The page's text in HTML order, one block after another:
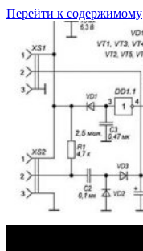
Перейти к содержимому